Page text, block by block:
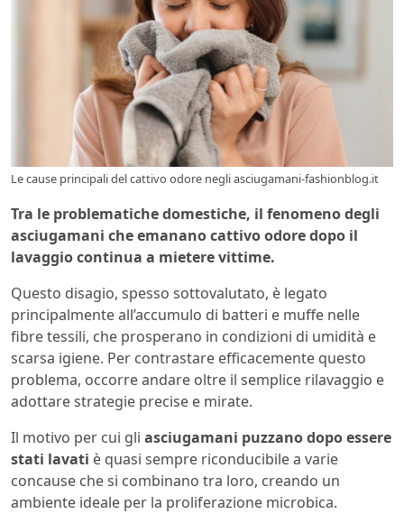
Le cause principali del cattivo odore negli asciugamani-fashionblog.it
Tra le problematiche domestiche, il fenomeno degli
asciugamani che emanano cattivo odore dopo il
lavaggio continua a mietere vittime.
Questo disagio, spesso sottovalutato, è legato
principalmente all’accumulo di batteri e muffe nelle
fibre tessili, che prosperano in condizioni di umidità e
scarsa igiene. Per contrastare efficacemente questo
problema, occorre andare oltre il semplice rilavaggio e
adottare strategie precise e mirate.
Il motivo per cui gli asciugamani puzzano dopo essere
stati lavati è quasi sempre riconducibile a varie
concause che si combinano tra loro, creando un
ambiente ideale per la proliferazione microbica.